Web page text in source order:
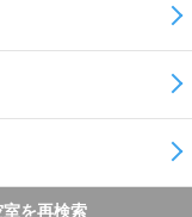
を再検索